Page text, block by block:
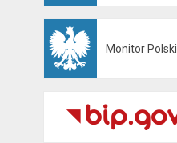
Monitor Polski